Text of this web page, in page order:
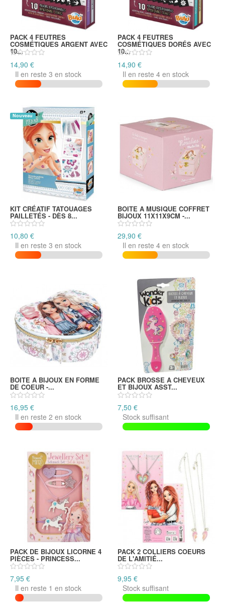
PACK 4 FEUTRES
COSMÉTIQUES ARGENT AVEC
10...
14,90 €
Il en reste 3 en stock
PACK 4 FEUTRES
COSMÉTIQUES DORÉS AVEC
10...
14,90 €
Il en reste 4 en stock
Nouveau
KIT CRÉATIF TATOUAGES
PAILLETÉS - DÈS 8...
10,80 €
Il en reste 3 en stock
BOITE A MUSIQUE COFFRET
BIJOUX 11X11X9CM -...
29,90 €
Il en reste 4 en stock
BOITE A BIJOUX EN FORME
DE COEUR -...
16,95 €
Il en reste 2 en stock
PACK BROSSE A CHEVEUX
ET BIJOUX ASST...
7,50 €
Stock suffisant
PACK DE BIJOUX LICORNE 4
PIÈCES - PRINCESS...
7,95 €
Il en reste 1 en stock
PACK 2 COLLIERS COEURS
DE L'AMITIÉ...
9,95 €
Stock suffisant